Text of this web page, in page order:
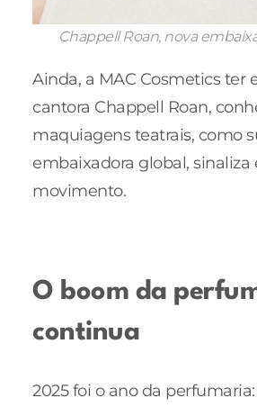
Chappell Roan, nova
Ainda, a MAC Cosmetics ter
cantora Chappell Roan,
maquiagens teatrais, como
embaixadora global, sinaliza
movimento.
O boom da
continua
2025 foi o ano da